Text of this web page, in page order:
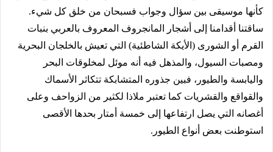
كأنها موسيقى بين سؤال وجواب فسبحان من خلق كل شيء.
ساقتنا أقدامنا إلى أشجار المانجروف المعروف بالعربي بنبات
القرم أو الشورى (الأيكة الشاطئية) التي تعيش بالخلجان البحرية
ومصبات السيول، والمذهل فيه أنه موئل لمخلوقات البحر
واليابسة والطيور، فبين جذوره المتشابكة تتكاثر الأسماك
والقواقع والقشريات كما تعتبر ملاذا لكثير من الزواحف وعلى
أغصانه التي يصل ارتفاعها إلى خمسة أمتار بحدها الأقصى
استوطنت بعض أنواع الطيور.